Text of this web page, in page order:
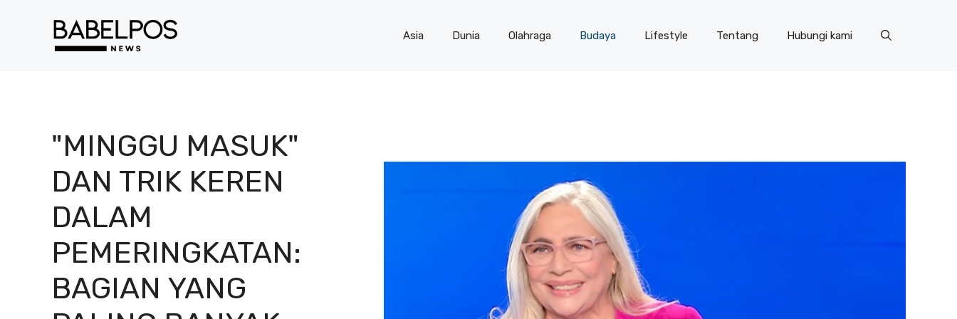
Asia Dunia Olahraga Budaya Lifestyle Tentang Hubungi kami
"MINGGU MASUK"
DAN TRIK KEREN
DALAM
PEMERINGKATAN:
BAGIAN YANG